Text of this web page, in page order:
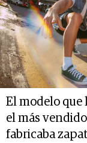
El modelo que
el más
fabricaba